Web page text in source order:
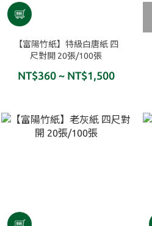
【富陽竹紙】特級白唐紙 四
尺對開 20張/100張
NT$360 ~ NT$1,500